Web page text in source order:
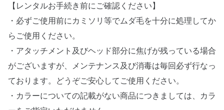
【レンタルお手続き前にご確認ください】
・必ずご使用前にカミソリ等でムダ毛を十分に処理してか
らご使用ください。
・アタッチメント及びヘッド部分に焦げが残っている場合
がございますが、メンテナンス及び消毒は毎回必ず行なっ
ております。どうぞご安心してご使用ください。
・カラーについての記載がない商品につきましては、カラ